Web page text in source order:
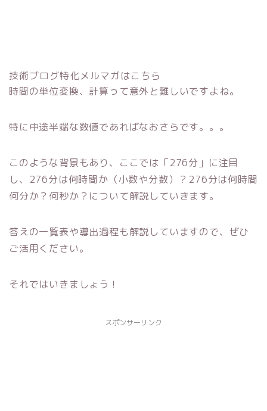
技術ブログ特化メルマガはこちら
時間の単位変換、計算って意外と難しいですよね。
特に中途半端な数値であればなおさらです。。。
このような背景もあり、ここでは「276分」に注目
し、276分は何時間か（小数や分数）？276分は何時間
何分か？何秒か？について解説していきます。
答えの一覧表や導出過程も解説していますので、ぜひ
ご活用ください。
それではいきましょう！
スポンサーリンク